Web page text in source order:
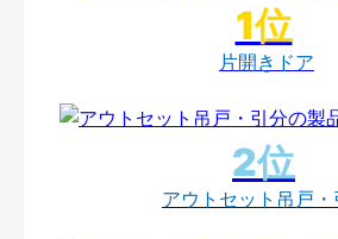
片開きドア
アウトセット吊戸・